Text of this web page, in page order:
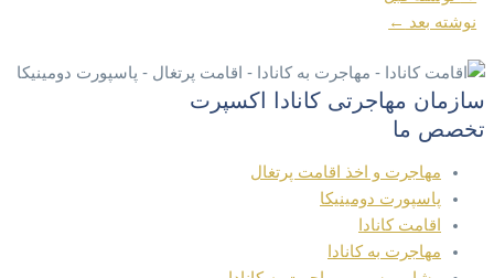
نوشته بعد ←
سازمان مهاجرتی کانادا اکسپرت
تخصص ما
مهاجرت و اخذ اقامت پرتغال
پاسپورت دومینیکا
اقامت کانادا
مهاجرت به کانادا